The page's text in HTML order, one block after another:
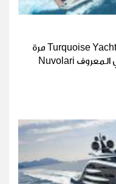
يتعاون حوض بناء السفن التركي Turquoise Yachts مرة
جديدة مع استديو التصاميم الإيطالي المعروف Nuvolari